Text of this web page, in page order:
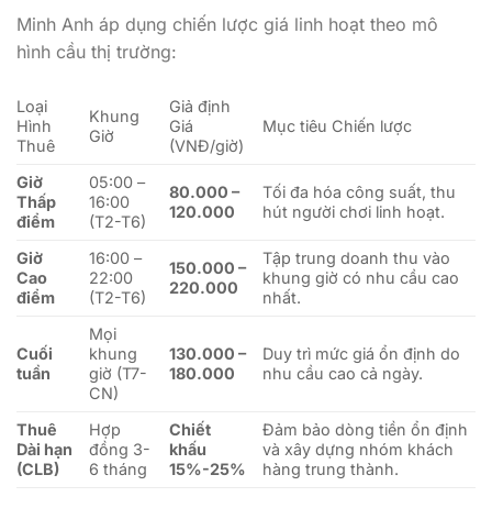
Minh Anh áp dụng chiến lược giá linh hoạt theo mô
hình cầu thị trường:
Loại
Hình
Thuê
Khung
Giờ
Giả định
Giá
(VNĐ/giờ)
Mục tiêu Chiến lược
Giờ
Thấp
điểm
05:00 –
16:00
(T2-T6)
80.000 –
120.000
Tối đa hóa công suất, thu
hút người chơi linh hoạt.
Giờ
Cao
điểm
16:00 –
22:00
(T2-T6)
150.000 –
220.000
Tập trung doanh thu vào
khung giờ có nhu cầu cao
nhất.
Cuối
tuần
Mọi
khung
giờ (T7-
CN)
130.000 –
180.000
Duy trì mức giá ổn định do
nhu cầu cao cả ngày.
Thuê
Dài hạn
(CLB)
Hợp
đồng 3-
6 tháng
Chiết
khấu
15%-25%
Đảm bảo dòng tiền ổn định
và xây dựng nhóm khách
hàng trung thành.